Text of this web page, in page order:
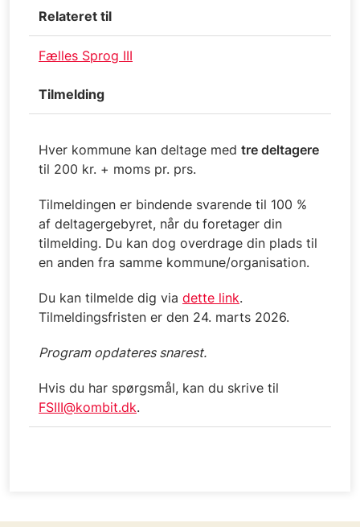
Relateret til
Fælles Sprog III
Tilmelding
Hver kommune kan deltage med tre deltagere
til 200 kr. + moms pr. prs.
Tilmeldingen er bindende svarende til 100 %
af deltagergebyret, når du foretager din
tilmelding. Du kan dog overdrage din plads til
en anden fra samme kommune/organisation.
Du kan tilmelde dig via dette link.
Tilmeldingsfristen er den 24. marts 2026.
Program opdateres snarest.
Hvis du har spørgsmål, kan du skrive til
FSIII@kombit.dk.